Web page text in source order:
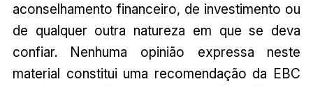
aconselhamento financeiro, de investimento ou
de qualquer outra natureza em que se deva
confiar. Nenhuma opinião expressa neste
material constitui uma recomendação da EBC